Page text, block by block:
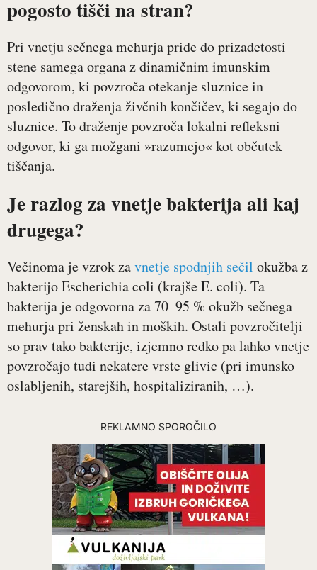
pogosto tišči na stran?
Pri vnetju sečnega mehurja pride do prizadetosti
stene samega organa z dinamičnim imunskim
odgovorom, ki povzroča otekanje sluznice in
posledično draženja živčnih končičev, ki segajo do
sluznice. To draženje povzroča lokalni refleksni
odgovor, ki ga možgani »razumejo« kot občutek
tiščanja.
Je razlog za vnetje bakterija ali kaj
drugega?
Večinoma je vzrok zavnetje spodnjih sečil okužba z
bakterijo Escherichia coli (krajše E. coli). Ta
bakterija je odgovorna za 70–95 % okužb sečnega
mehurja pri ženskah in moških. Ostali povzročitelji
so prav tako bakterije, izjemno redko pa lahko vnetje
povzročajo tudi nekatere vrste glivic (pri imunsko
oslabljenih, starejših, hospitaliziranih, …).
REKLAMNO SPOROČILO